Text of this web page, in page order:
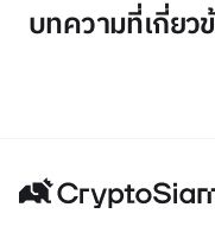
บทความที่เกี่ยว